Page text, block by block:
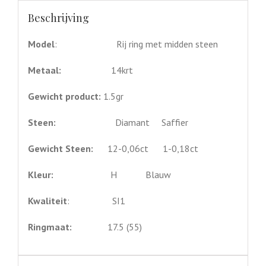
Beschrijving
Model: Rij ring met midden steen
Metaal: 14krt
Gewicht product: 1.5gr
Steen: Diamant Saffier
Gewicht Steen: 12-0,06ct 1-0,18ct
Kleur: H Blauw
Kwaliteit: SI1
Ringmaat: 17.5 (55)